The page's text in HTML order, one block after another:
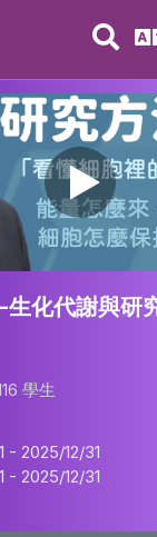
化代謝與研
學生
- 2025/12/31
- 2025/12/31